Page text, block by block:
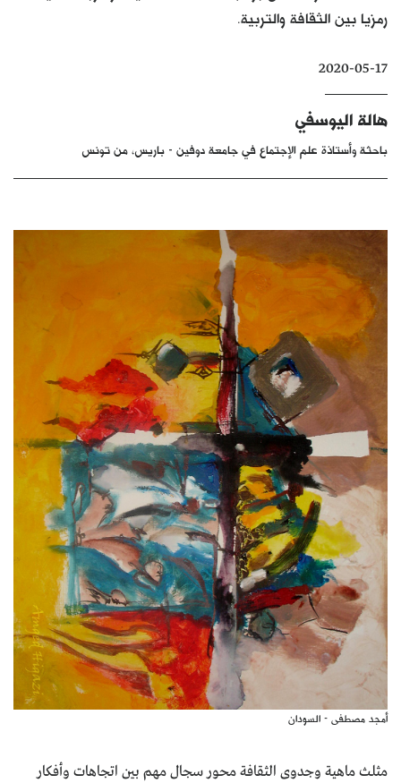
كتّابنا
الأرشيف
رمزيا بين الثقافة والتربية.
2020-05-17
هالة اليوسفي
باحثة وأستاذة علم الإجتماع في جامعة دوفين - باريس، من تونس
أمجد مصطفى - السودان
مثلث ماهية وجدوى الثقافة محور سجال مهم بين اتجاهات وأفكار